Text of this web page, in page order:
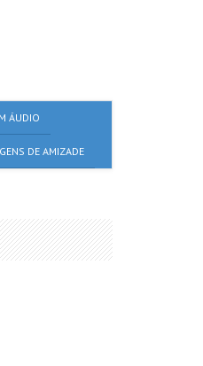
ÁUDIO
DE AMIZADE